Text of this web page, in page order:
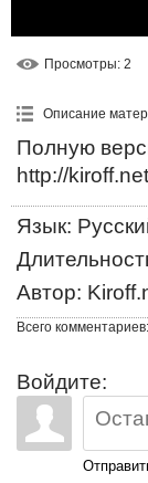
Просмотры: 2
Описание
Полную
http://
Язык:
Автор:
Всего комментариев:
Войдите: